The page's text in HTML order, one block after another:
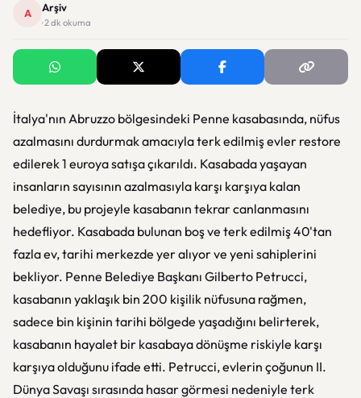
A Arşiv
· 2 dk okuma
İtalya'nın Abruzzo bölgesindeki Penne kasabasında, nüfus
azalmasını durdurmak amacıyla terk edilmiş evler restore
edilerek 1 euroya satışa çıkarıldı. Kasabada yaşayan
insanların sayısının azalmasıyla karşı karşıya kalan
belediye, bu projeyle kasabanın tekrar canlanmasını
hedefliyor. Kasabada bulunan boş ve terk edilmiş 40'tan
fazla ev, tarihi merkezde yer alıyor ve yeni sahiplerini
bekliyor. Penne Belediye Başkanı Gilberto Petrucci,
kasabanın yaklaşık bin 200 kişilik nüfusuna rağmen,
sadece bin kişinin tarihi bölgede yaşadığını belirterek,
kasabanın hayalet bir kasabaya dönüşme riskiyle karşı
karşıya olduğunu ifade etti. Petrucci, evlerin çoğunun II.
Dünya Savaşı sırasında hasar görmesi nedeniyle terk